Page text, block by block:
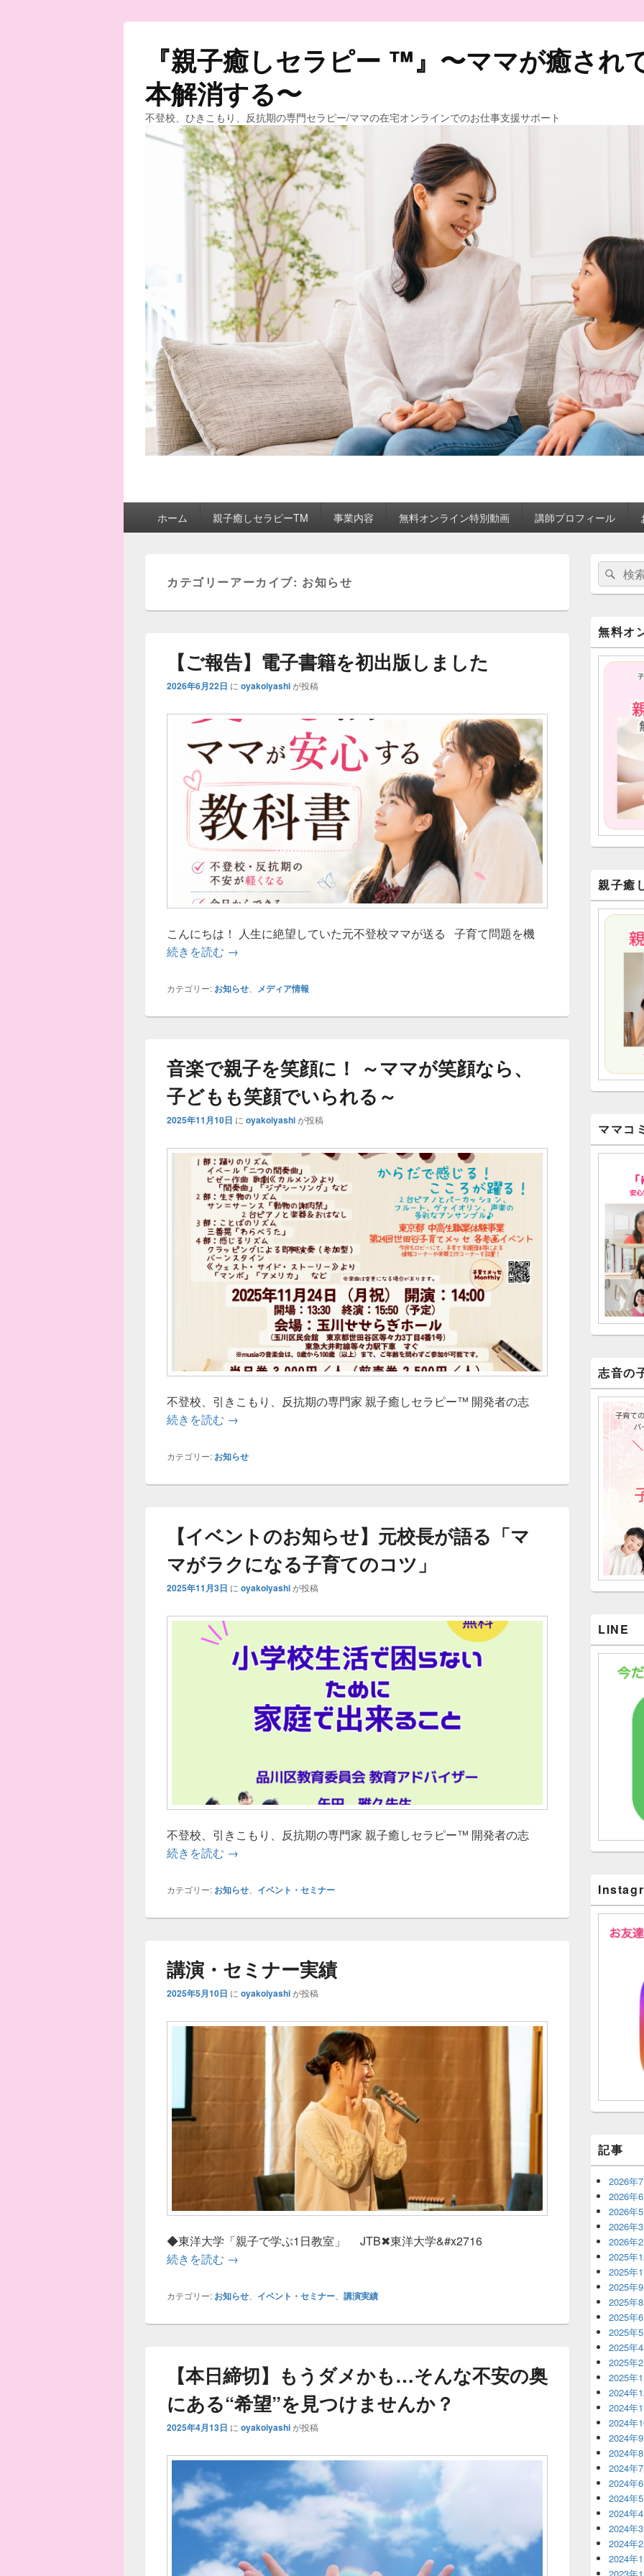
『親子癒しセラピー ™️』〜ママが癒され
本解消する〜
不登校、ひきこもり、反抗期の専門セラピー/ママの在宅オンラインでのお仕事支援サポート
ホーム 親子癒しセラピーTM 事業内容 無料オンライン特別動画 講師プロフィール
カテゴリーアーカイブ: お知らせ
【ご報告】電子書籍を初出版しました
2026年6月22日 に oyakoiyashiが投稿
こんにちは！ 人生に絶望していた元不登校ママが送る 子育て問題を機
続きを読む 【ご報告】電子書籍を初出版しました
→
カテゴリー: お知らせ メディア情報
音楽で親子を笑顔に！ ～ママが笑顔なら、
子どもも笑顔でいられる～
2025年11月10日 に oyakoiyashiが投稿
不登校、引きこもり、反抗期の専門家 親子癒しセラピー™ 開発者の志
続きを読む 音楽で親子を笑顔に！ ～ママが笑顔なら、子どもも笑顔でいられる～
→
カテゴリー: お知らせ
【イベントのお知らせ】元校長が語る「マ
マがラクになる子育てのコツ」
2025年11月3日 に oyakoiyashiが投稿
不登校、引きこもり、反抗期の専門家 親子癒しセラピー™ 開発者の志
続きを読む 【イベントのお知らせ】元校長が語る「ママがラクになる子育てのコツ」
→
カテゴリー: お知らせ イベント・セミナー
講演・セミナー実績
2025年5月10日 に oyakoiyashiが投稿
◆東洋大学「親子で学ぶ1日教室」 JTB✖東洋大学&#x2716
続きを読む 講演・セミナー実績
→
カテゴリー: お知らせ イベント・セミナー 講演実績
【本日締切】もうダメかも…そんな不安の奥
にある“希望”を見つけませんか？
2025年4月13日 に oyakoiyashiが投稿
メ
ン
サ
バ
ー
検
索:
検
索
無料オ
親子癒
ママコ
志音の
LINE
記事
2026年
2026年
2026年
2026年
2026年
2025年
2025年
2025年
2025年
2025年
2025年
2025年
2025年
2025年
2024年
2024年
2024年
2024年
2024年
2024年
2024年
2024年
2024年
2024年
2024年
2024年